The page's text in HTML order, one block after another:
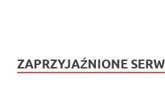
ZAPRZYJAŹNIONE